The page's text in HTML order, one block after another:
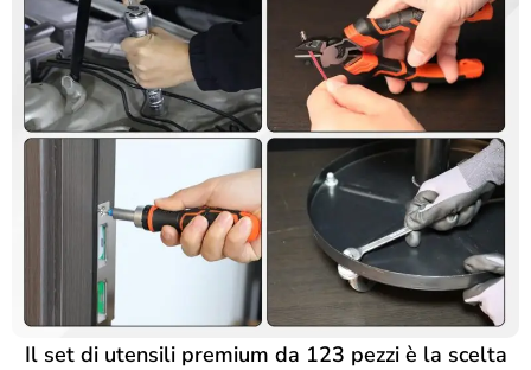
Il set di utensili premium da 123 pezzi è la scelta